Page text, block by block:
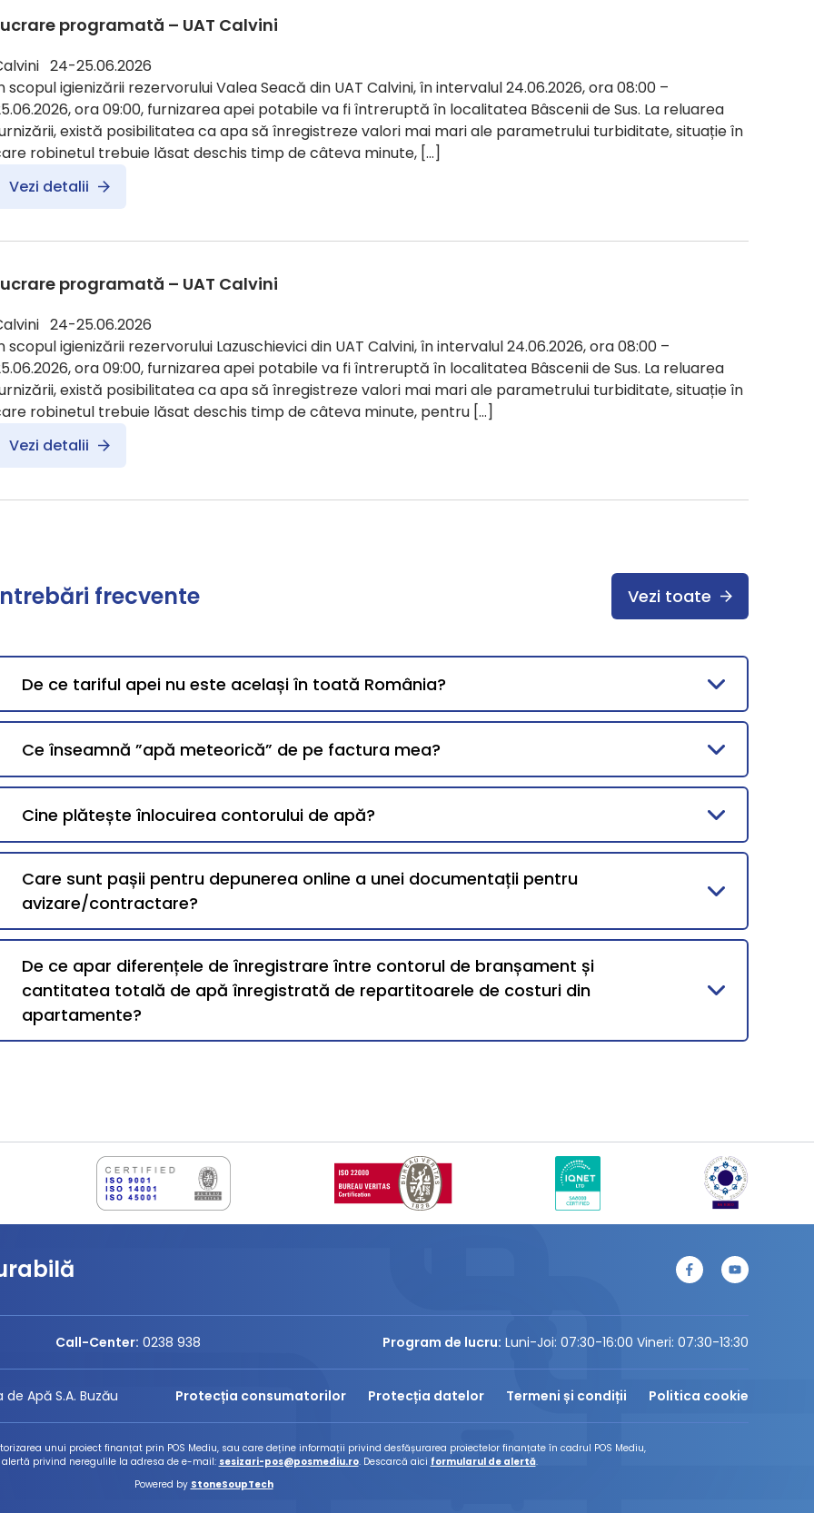
programată – UAT Calvini
24-25.06.2026
scopul igienizării rezervorului Valea Seacă din UAT Calvini, în intervalul 24.06.2026, ora 08:00 –
ora 09:00, furnizarea apei potabile va fi întreruptă în localitatea Bâscenii de Sus. La reluarea
există posibilitatea ca apa să înregistreze valori mai mari ale parametrului turbiditate, situație în
robinetul trebuie lăsat deschis timp de câteva minute, […]
Vezi detalii
programată – UAT Calvini
24-25.06.2026
scopul igienizării rezervorului Lazuschievici din UAT Calvini, în intervalul 24.06.2026, ora 08:00 –
ora 09:00, furnizarea apei potabile va fi întreruptă în localitatea Bâscenii de Sus. La reluarea
există posibilitatea ca apa să înregistreze valori mai mari ale parametrului turbiditate, situație în
robinetul trebuie lăsat deschis timp de câteva minute, pentru […]
Vezi detalii
frecvente Vezi toate
De ce tariful apei nu este același în toată România?
Ce înseamnă ”apă meteorică” de pe factura mea?
Cine plătește înlocuirea contorului de apă?
Care sunt pașii pentru depunerea online a unei documentații pentru
avizare/contractare?
De ce apar diferențele de înregistrare între contorul de branșament și
cantitatea totală de apă înregistrată de repartitoarele de costuri din
apartamente?
Call-Center: 0238 938 Program de lucru: Luni-Joi: 07:30-16:00 Vineri: 07:30-13:30
Apă S.A. Buzău Protecția consumatorilor Protecția datelor Termeni și condiții Politica cookie
unui proiect finanțat prin POS Mediu, sau care deține informații privind desfășurarea proiectelor finanțate în cadrul POS Mediu,
privind neregulile la adresa de e-mail: sesizari-pos@posmediu.ro. Descarcă aici formularul de alertă.
Powered by StoneSoupTech